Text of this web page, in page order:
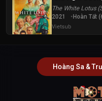
The White Lotus
2021 Hoàn Tất
Vietsub
Hoàng Sa &